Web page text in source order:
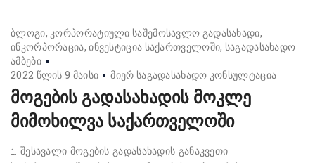
ბლოგი კორპორატიული საშემოსავლო გადასახადი
ინკორპორაცია ინვესტიცია საქართველოში საგადასახადო
ამბები
2022 წლის 9 მაისი
მიერ საგადასახადო კონსულტაცია
მოგების გადასახადის მოკლე
მიმოხილვა საქართველოში
1. შესავალი მოგების გადასახადის განაკვეთი